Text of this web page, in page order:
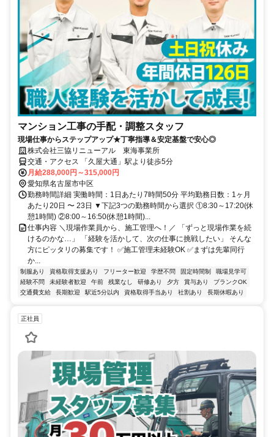
マンション工事の手配・調整スタッフ
現場仕事からステップアップ★丁寧指導＆安定基盤で安心◎
株式会社三協リニューアル 東海事業所
交通・アクセス 「久屋大通」駅より徒歩5分
月給288,000円～315,000円
愛知県名古屋市中区
勤務時間詳細 実働時間：1日あたり7時間50分 平均勤務日数：1ヶ月
あたり20日 〜 23日 ▼下記3つの勤務時間から選択 ①8:30～17:20(休
憩1時間) ②8:00～16:50(休憩1時間)...
仕事内容 ＼現場作業員から、施工管理へ！／ 「ずっと現場作業を続
けるのかな…」 「経験を活かして、次の仕事に挑戦したい」 そんな
方にピッタリの募集です！ ✅施工管理未経験OK ✅まずは先輩同行
か...
制服あり 資格取得支援あり フリーター歓迎 学歴不問 固定時間制
職場見学可
経験不問
未経験者歓迎 午前 残業なし 研修あり 夕方 賞与あり
ブランクOK
交通費支給
長期歓迎 駅近5分以内 資格取得手当あり 社割あり 長期休暇あり
正社員